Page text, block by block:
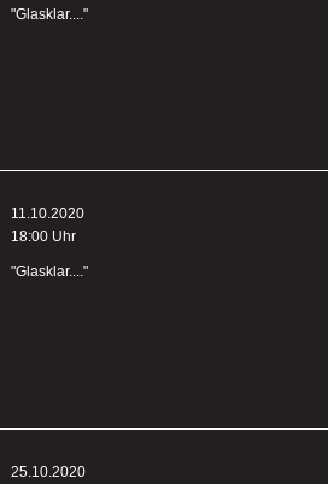
"Glasklar...."
11.10.2020
18:00 Uhr
"Glasklar...."
25.10.2020